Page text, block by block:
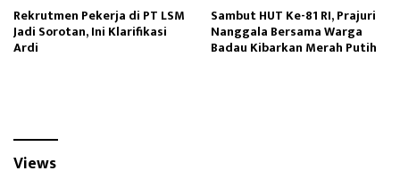
Rekrutmen Pekerja di PT LSM
Jadi Sorotan, Ini Klarifikasi
Ardi
Sambut HUT Ke-81 RI, Prajuri
Nanggala Bersama Warga
Badau Kibarkan Merah Putih
Views